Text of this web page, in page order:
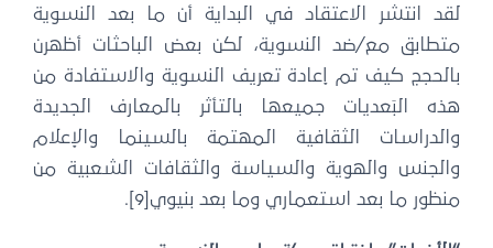
لقد انتشر الاعتقاد في البداية أن ما بعد النسوية
متطابق مع/ضد النسوية، لكن بعض الباحثات أظهرن
بالحجج كيف تم إعادة تعريف النسوية والاستفادة من
هذه البَعديات جميعها بالتأثر بالمعارف الجديدة
والدراسات الثقافية المهتمة بالسينما والإعلام
والجنس والهوية والسياسة والثقافات الشعبية من
منظور ما بعد استعماري وما بعد بنيوي[9].